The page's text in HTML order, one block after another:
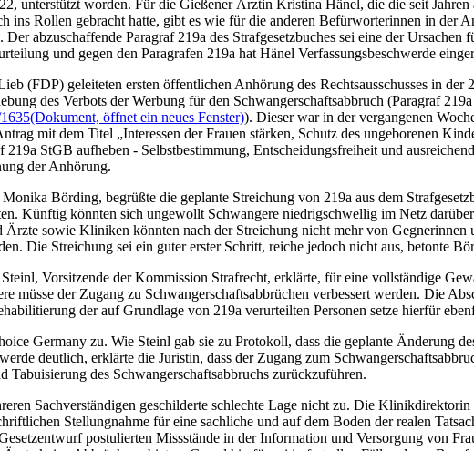
unterstützt worden. Für die Gießener Ärztin Kristina Hänel, die die seit
ins Rollen gebracht hatte, gibt es wie für die anderen Befürworterinnen in der
abzuschaffende Paragraf 219a des Strafgesetzbuches sei eine der
und gegen den Paragrafen 219a hat Hänel Verfassungsbeschwerde
(FDP) geleiteten ersten öffentlichen Anhörung des Rechtsausschusses in
des Verbots der Werbung für den Schwangerschaftsabbruch (Paragraf
(Dokument, öffnet ein neues Fenster)). Dieser war in der vergangenen
mit dem Titel „Interessen der Frauen stärken, Schutz des ungeborenen
StGB aufheben - Selbstbestimmung, Entscheidungsfreiheit und
der Anhörung.
Börding, begrüßte die geplante Streichung von 219a aus dem
Künftig könnten sich ungewollt Schwangere niedrigschwellig im Netz
sowie Kliniken könnten nach der Streichung nicht mehr von
Die Streichung sei ein guter erster Schritt, reiche jedoch nicht aus, betonte
Vorsitzende der Kommission Strafrecht, erklärte, für eine vollständige
müsse der Zugang zu Schwangerschaftsabbrüchen verbessert werden. Die
der auf Grundlage von 219a verurteilten Personen setze hierfür
Germany zu. Wie Steinl gab sie zu Protokoll, dass die geplante Änderung
deutlich, erklärte die Juristin, dass der Zugang zum
des Schwangerschaftsabbruchs zurückzuführen.
Sachverständigen geschilderte schlechte Lage nicht zu. Die
Stellungnahme für eine sachliche und auf dem Boden der realen
postulierten Missstände in der Information und Versorgung von